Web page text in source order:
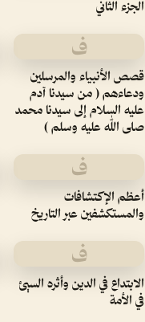
الجزء الثاني
ف
قصص الأنبياء والمرسلين
ودعاءهم ( من سيدنا آدم
عليه السلام إلى سيدنا محمد
صلى الله عليه وسلم )
ف
أعظم الإكتشافات
والمستكشفين عبر التاريخ
ف
الابتداع في الدين وأثره السيئ
في الأمة